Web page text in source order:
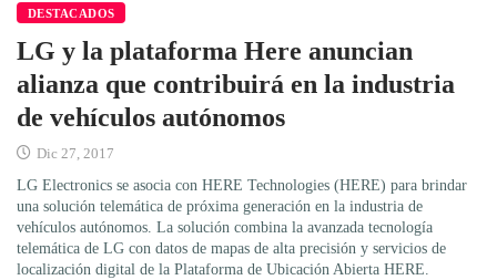
DESTACADOS
LG y la plataforma Here anuncian
alianza que contribuirá en la industria
de vehículos autónomos
Dic 27, 2017
LG Electronics se asocia con HERE Technologies (HERE) para brindar
una solución telemática de próxima generación en la industria de
vehículos autónomos. La solución combina la avanzada tecnología
telemática de LG con datos de mapas de alta precisión y servicios de
localización digital de la Plataforma de Ubicación Abierta HERE.